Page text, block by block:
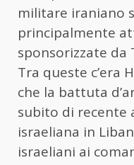
militare iraniano
principalmente
sponsorizzate da
Tra queste c’era
che la battuta
subito di recente
israeliana in
israeliani ai